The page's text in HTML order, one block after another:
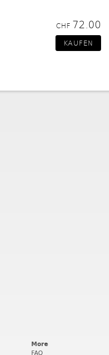
CHF 72.00
More
FAQ